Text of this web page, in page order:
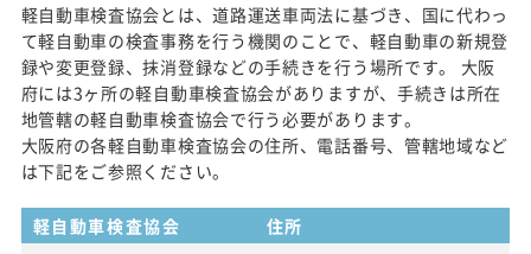
軽自動車検査協会とは、道路運送車両法に基づき、国に代わっ
て軽自動車の検査事務を行う機関のことで、軽自動車の新規登
録や変更登録、抹消登録などの手続きを行う場所です。 大阪
府には3ヶ所の軽自動車検査協会がありますが、手続きは所在
地管轄の軽自動車検査協会で行う必要があります。
大阪府の各軽自動車検査協会の住所、電話番号、管轄地域など
は下記をご参照ください。
軽自動車検査協会 住所